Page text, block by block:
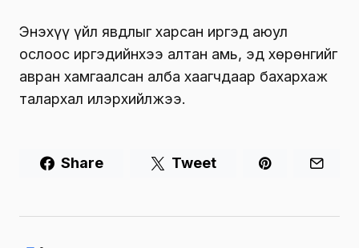
Энэхүү үйл явдлыг харсан иргэд аюул
ослоос иргэдийнхээ алтан амь, эд хөрөнгийг
авран хамгаалсан алба хаагчдаар бахархаж
талархал илэрхийлжээ.
Share Tweet